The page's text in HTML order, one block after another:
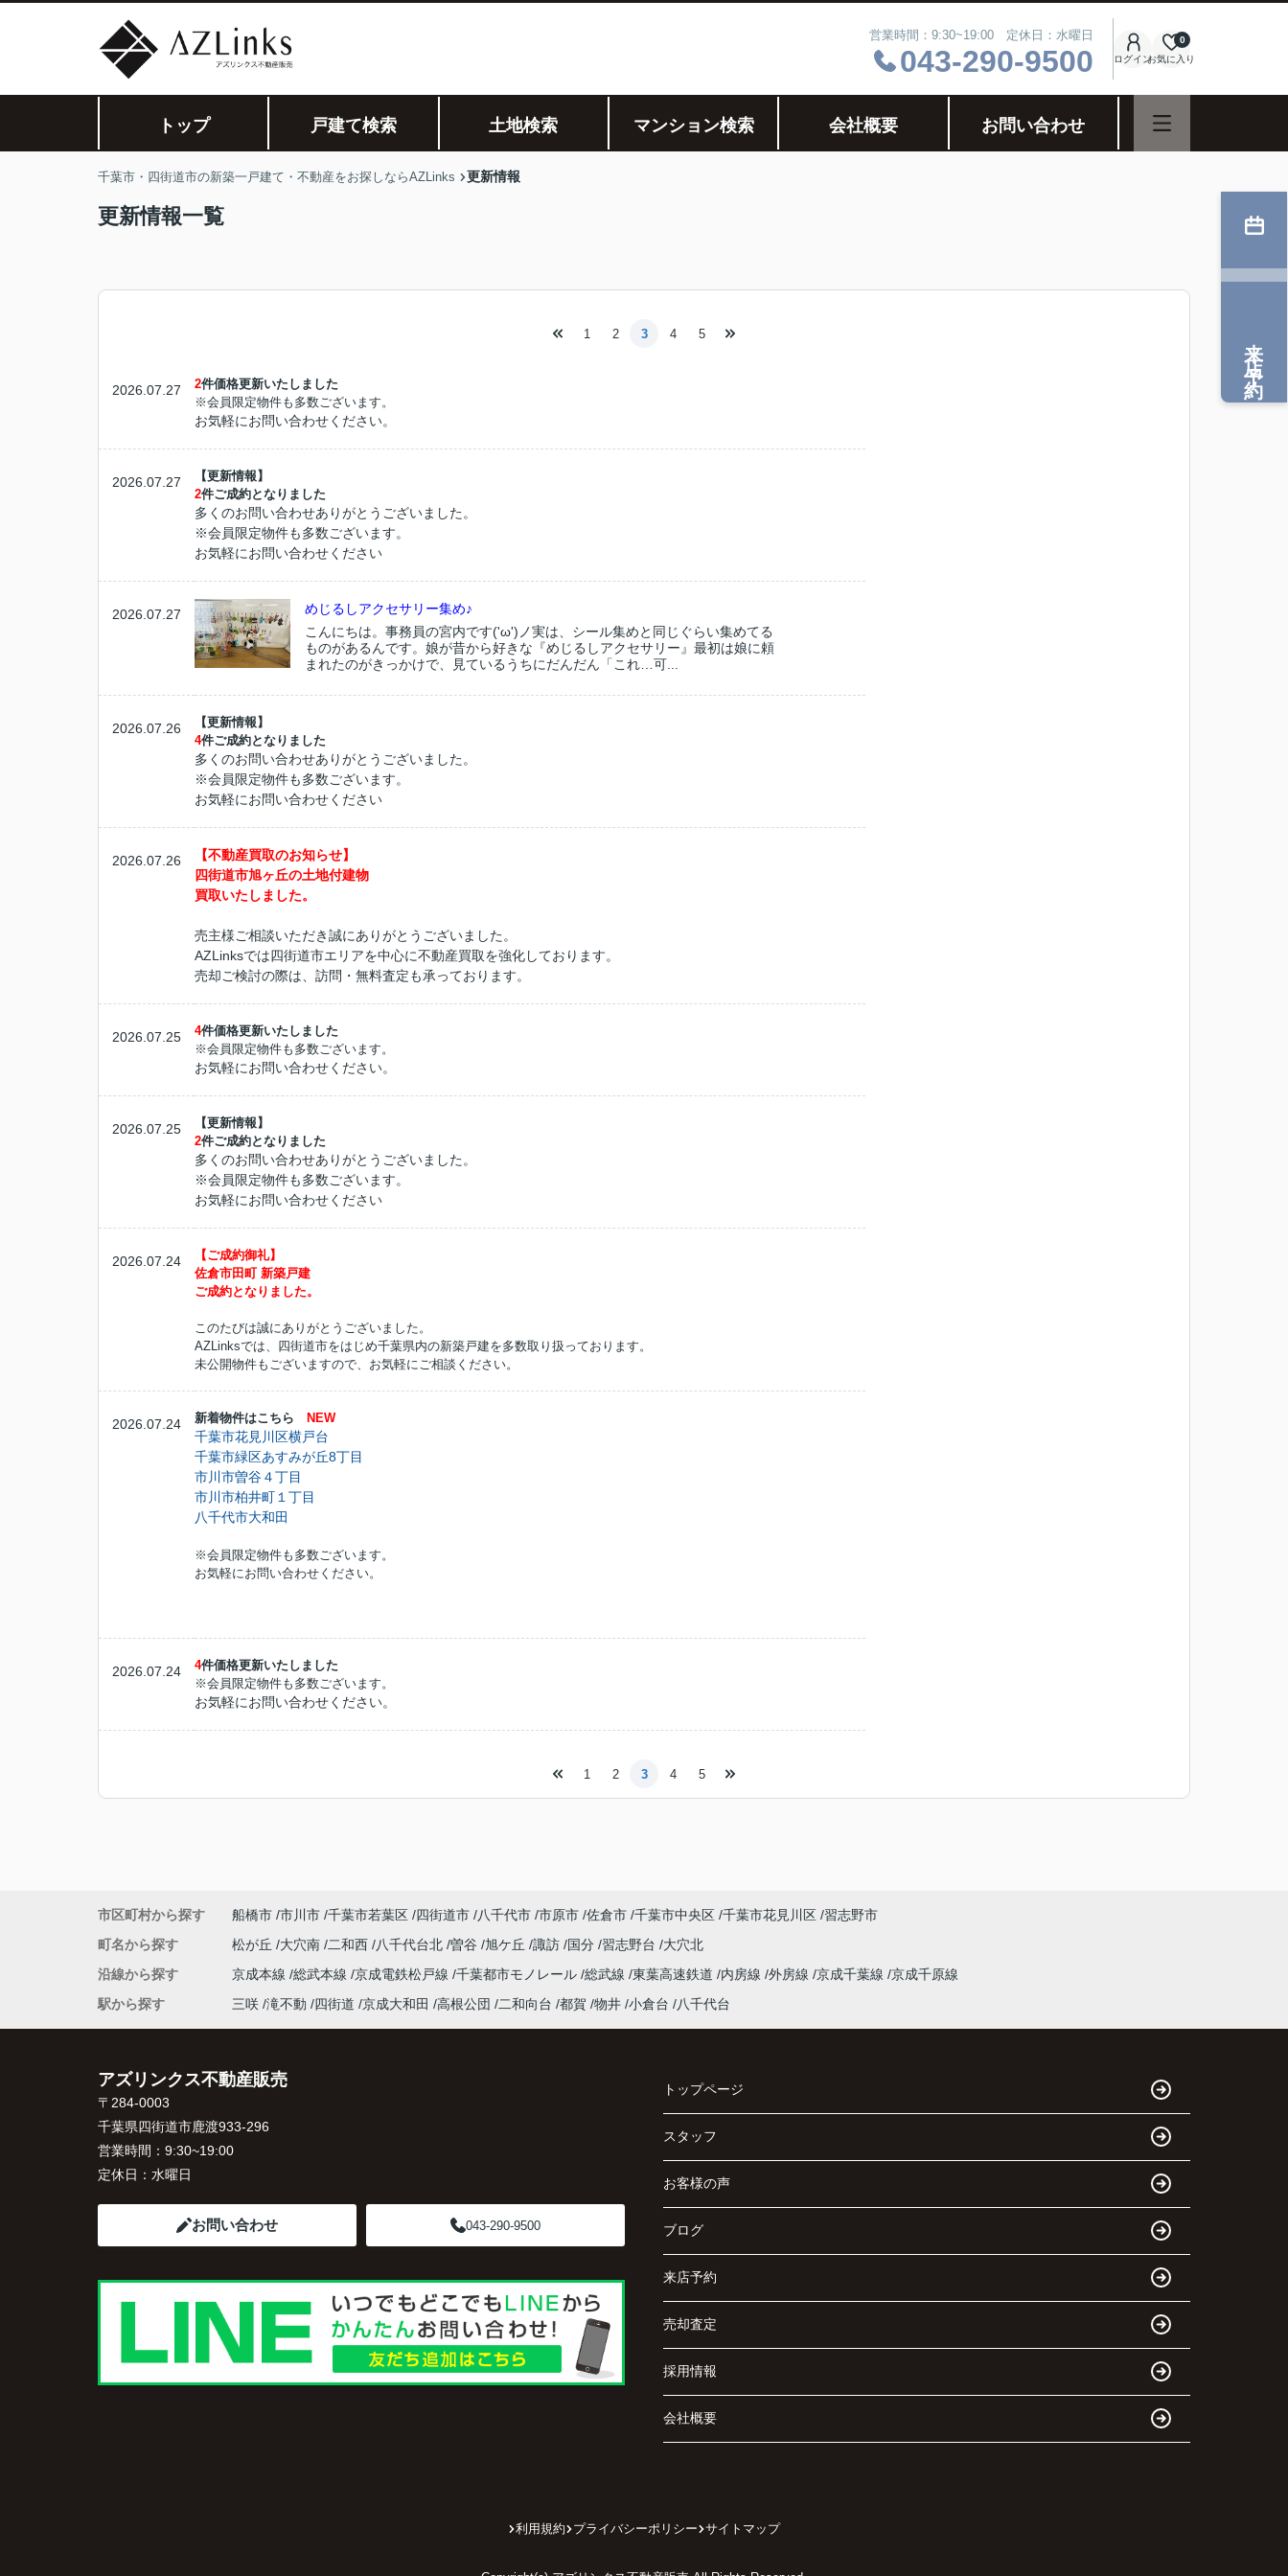
営業時間：9:30~19:00 定休日：水曜日
043-290-9500 ログインお気に入り
0
トップ 戸建て検索 土地検索 マンション検索 会社概要 お問い合わせ
千葉市・四街道市の新築一戸建て・不動産をお探しならAZLinks 更新情報
更新情報一覧
1 2 3 4 5
2026.07.27 2件価格更新いたしました
※会員限定物件も多数ございます。
お気軽にお問い合わせください。
2026.07.27
【更新情報】
2件ご成約となりました
多くのお問い合わせありがとうございました。
※会員限定物件も多数ございます。
お気軽にお問い合わせください
2026.07.27
めじるしアクセサリー集め♪
こんにちは。事務員の宮内です('ω')ノ実は、シール集めと同じぐらい集めてる
ものがあるんです。娘が昔から好きな『めじるしアクセサリー』最初は娘に頼
まれたのがきっかけで、見ているうちにだんだん「これ…可...
2026.07.26
【更新情報】
4件ご成約となりました
多くのお問い合わせありがとうございました。
※会員限定物件も多数ございます。
お気軽にお問い合わせください
2026.07.26
【不動産買取のお知らせ】
四街道市旭ヶ丘の土地付建物
買取いたしました。
売主様ご相談いただき誠にありがとうございました。
AZLinksでは四街道市エリアを中心に不動産買取を強化しております。
売却ご検討の際は、訪問・無料査定も承っております。
2026.07.25 4件価格更新いたしました
※会員限定物件も多数ございます。
お気軽にお問い合わせください。
2026.07.25
【更新情報】
2件ご成約となりました
多くのお問い合わせありがとうございました。
※会員限定物件も多数ございます。
お気軽にお問い合わせください
2026.07.24
【ご成約御礼】
佐倉市田町 新築戸建
ご成約となりました。
このたびは誠にありがとうございました。
AZLinksでは、四街道市をはじめ千葉県内の新築戸建を多数取り扱っております。
未公開物件もございますので、お気軽にご相談ください。
2026.07.24 新着物件はこちら NEW
千葉市花見川区横戸台
千葉市緑区あすみが丘8丁目
市川市曽谷４丁目
市川市柏井町１丁目
八千代市大和田
※会員限定物件も多数ございます。
お気軽にお問い合わせください。
2026.07.24 4件価格更新いたしました
※会員限定物件も多数ございます。
お気軽にお問い合わせください。
1 2 3 4 5
来店予約
市区町村から探す 船橋市 市川市 千葉市若葉区 四街道市 八千代市 市原市 佐倉市 千葉市中央区 千葉市花見川区 習志野市
町名から探す
松が丘 大穴南 二和西 八千代台北 曽谷 旭ケ丘 諏訪 国分 習志野台
大穴北
沿線から探す
京成本線 総武本線 京成電鉄松戸線 千葉都市モノレール 総武線 東葉高速鉄道 内房線 外房線 京成千葉線 京成千原線
駅から探す
三咲 滝不動 四街道 京成大和田 高根公団 二和向台 都賀 物井 小倉台 八千代台
アズリンクス不動産販売
〒284-0003
千葉県四街道市鹿渡933-296
営業時間： 9:30~19:00
定休日： 水曜日
お問い合わせ 043-290-9500
トップページ
スタッフ
お客様の声
ブログ
来店予約
売却査定
採用情報
会社概要
利用規約 プライバシーポリシー サイトマップ